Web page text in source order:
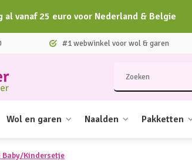
vanaf 25 euro voor Nederland & Belgie
#1 webwinkel voor wol & garen
Wol en garen Naalden Pakketten
Baby/Kindersetje